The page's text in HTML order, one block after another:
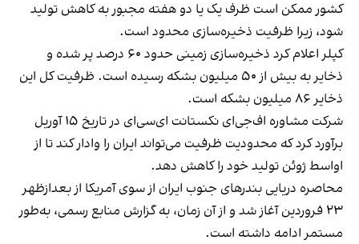
کشور ممکن است ظرف یک یا دو هفته مجبور به کاهش تولید
شود، زیرا ظرفیت ذخیره‌سازی محدود است.
کپلر اعلام کرد ذخیره‌سازی زمینی حدود ۶۰ درصد پر شده و
ذخایر به بیش از ۵۰ میلیون بشکه رسیده است. ظرفیت کل این
ذخایر ۸۶ میلیون بشکه است.
شرکت‌ مشاوره اف‌جی‌ای نکستانت ای‌سی‌ای در تاریخ ۱۵ آوریل
برآورد کرد که محدودیت ظرفیت می‌تواند ایران را وادار کند تا از
اواسط ژوئن تولید خود را کاهش دهد.
محاصره دریایی بندرهای جنوب ایران از سوی آمریکا از بعدازظهر
۲۳ فروردین آغاز شد و از آن زمان، به گزارش منابع رسمی، به‌طور
مستمر ادامه داشته است.